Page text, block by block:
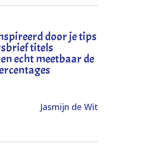
door je tips
titels
echt meetbaar de
Jasmijn de Wit